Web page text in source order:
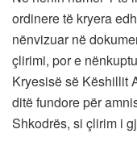
ordinere të kryera
nënvizuar në
çlirimi, por e
Kryesisë së Këshillit
ditë fundore për
Shkodrës, si çlirim i